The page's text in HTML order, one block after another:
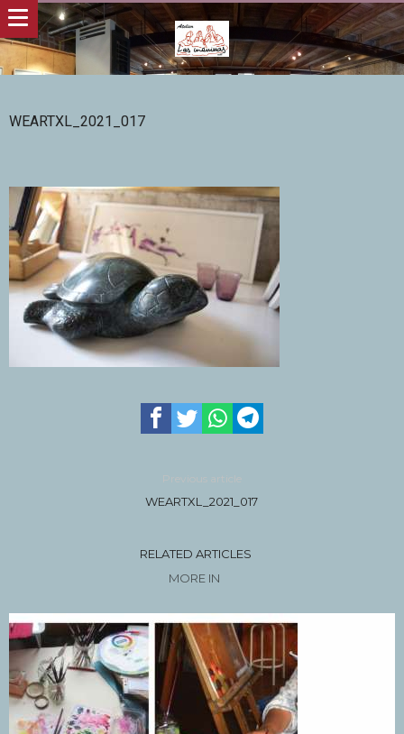
WEARTXL_2021_017
Previous article
WEARTXL_2021_017
RELATED ARTICLES
MORE IN